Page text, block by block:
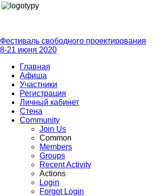
Фестиваль свободного проектирования
8-21 июня 2020
Главная
Афиша
Участники
Регистрация
Личный кабинет
Стена
Community
Join Us
Common
Members
Groups
Recent Activity
Actions
Login
Forgot Login